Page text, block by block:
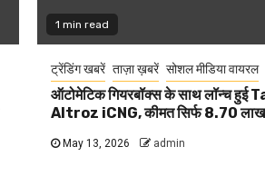
1 min read
ट्रेंडिंग खबरें ताज़ा ख़बरें सोशल मीडिया वायरल
ऑटोमेटिक गियरबॉक्स के साथ लॉन्च हुई
Altroz iCNG, कीमत सिर्फ 8.70
May 13, 2026 admin